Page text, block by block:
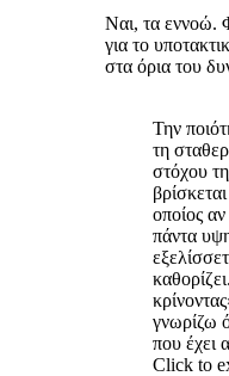
Ναι, τα εννοώ.
για το
στα όρια του
Την
τη
στόχου
οποίος
πάντα
γνωρίζω
που έχει
Click to